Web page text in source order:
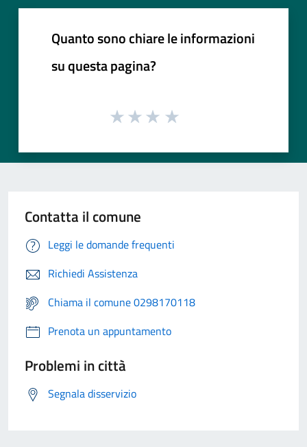
Quanto sono chiare le informazioni
su questa pagina?
Contatta il comune
Leggi le domande frequenti
Richiedi Assistenza
Chiama il comune 0298170118
Prenota un appuntamento
Problemi in città
Segnala disservizio